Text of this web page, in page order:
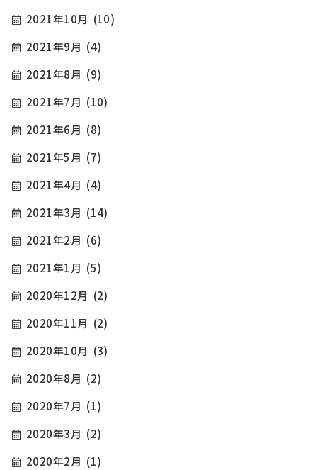
2021年10月 (10)
2021年9月 (4)
2021年8月 (9)
2021年7月 (10)
2021年6月 (8)
2021年5月 (7)
2021年4月 (4)
2021年3月 (14)
2021年2月 (6)
2021年1月 (5)
2020年12月 (2)
2020年11月 (2)
2020年10月 (3)
2020年8月 (2)
2020年7月 (1)
2020年3月 (2)
2020年2月 (1)